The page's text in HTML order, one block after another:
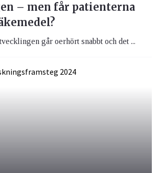
– men får patienterna
går oerhört snabbt och det ...